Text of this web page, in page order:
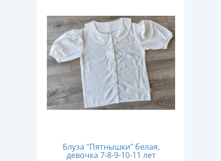
Блуза "Пятнышки" белая,
девочка 7-8-9-10-11 лет